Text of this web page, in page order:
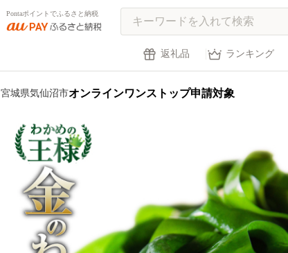
Pontaポイントでふるさと納税
返礼品 ランキング
宮城県気仙沼市オンラインワンストップ申請対象